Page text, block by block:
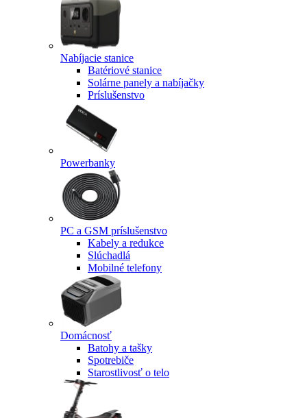
Nabíjacie stanice
Batériové stanice
Solárne panely a nabíjačky
Príslušenstvo
Powerbanky
PC a GSM príslušenstvo
Kabely a redukce
Slúchadlá
Mobilné telefony
Domácnosť
Batohy a tašky
Spotrebiče
Starostlivosť o telo